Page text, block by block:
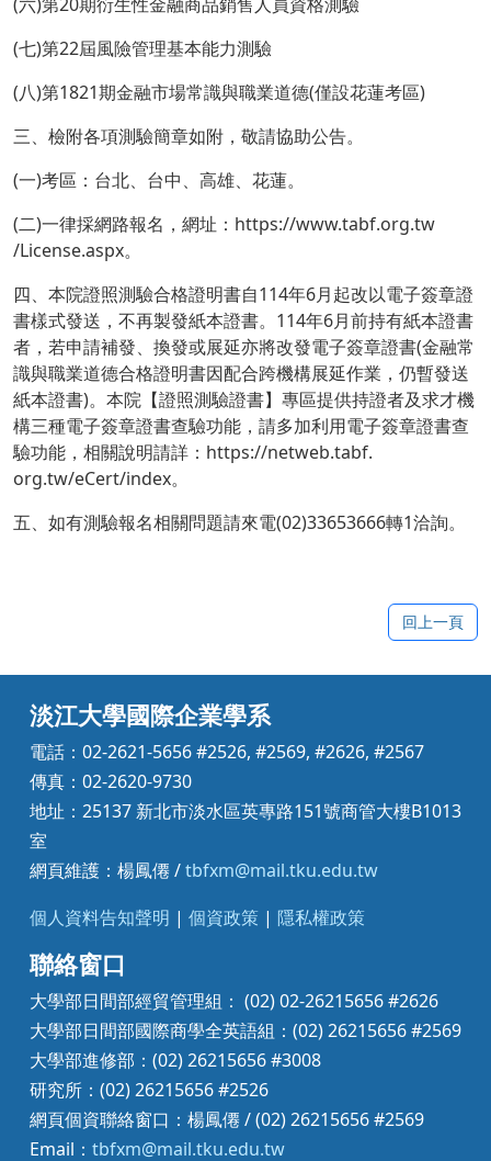
(七)第22屆風險管理基本能力測驗
(八)第1821期金融市場常識與職業道德(僅設花蓮考區)
三、檢附各項測驗簡章如附，敬請協助公告。
(一)考區：台北、台中、高雄、花蓮。
(二)一律採網路報名，網址：https://www.tabf.org.tw
/License.aspx。
四、本院證照測驗合格證明書自114年6月起改以電子簽章證
書樣式發送，不再製發紙本證書。114年6月前持有紙本證書
者，若申請補發、換發或展延亦將改發電子簽章證書(金融常
識與職業道德合格證明書因配合跨機構展延作業，仍暫發送
紙本證書)。本院【證照測驗證書】專區提供持證者及求才機
構三種電子簽章證書查驗功能，請多加利用電子簽章證書查
驗功能，相關說明請詳：https://netweb.tabf.
org.tw/eCert/index。
五、如有測驗報名相關問題請來電(02)33653666轉1洽詢。
回上一頁
淡江大學國際企業學系
電話：02-2621-5656 #2526, #2569, #2626, #2567
傳真：02-2620-9730
地址：25137 新北市淡水區英專路151號商管大樓B1013
室
網頁維護：楊鳳僊 /tbfxm@mail.tku.edu.tw
個人資料告知聲明 | 個資政策 | 隱私權政策
聯絡窗口
大學部日間部經貿管理組： (02) 02-26215656 #2626
大學部日間部國際商學全英語組：(02) 26215656 #2569
大學部進修部：(02) 26215656 #3008
研究所：(02) 26215656 #2526
網頁個資聯絡窗口：楊鳳僊 / (02) 26215656 #2569
Email： tbfxm@mail.tku.edu.tw